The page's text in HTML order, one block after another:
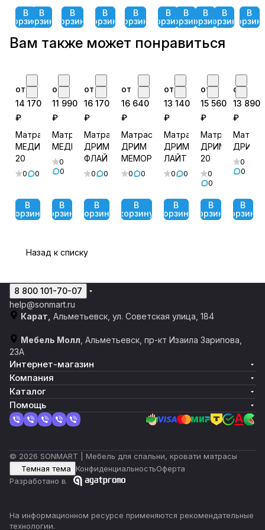
В
корзину
В
корзину
В
корзину
В
корзину
В
корзину
В
корзину
В
корзину
В
корзину
В
корзину
В
Вам также может понравиться
от
14 170
₽
Матрас
МЕДИУМ
20
0 0
В
корзину
от
11 990
₽
Матрас
МЕДИУМ
0
0
В
корзину
от
16 170
₽
Матрас
ДРИМ
ФЛАЙ
0 0
В
корзину
от
16 640
₽
Матрас
ДРИМ
МЕМОРИ
0 0
В
корзину
от
13 140
₽
Матрас
ДРИМ
ЛАЙТ
0 0
В
корзину
от
15 560
₽
Матрас
ДРИМ
20
0
0
В
корзину
от
13 890
₽
Матрас
ДРИМ
0
0
В
корзину
Назад к списку
8 800 101-70-07
help@sonmart.ru
Карат, Альметьевск, ул. Советская улица, 184
Мебель Молл , Альметьевск, пр-кт Изаила Зарипова,
23А
Интернет-магазин
Компания
Каталог
Помощь
© 2026 SONMART | Мебель для спальни, кровати матрасы
Темная тема
КонфиденциальностьОферта
Разработано в
На информационном ресурсе применяются рекомендательные
технологии.